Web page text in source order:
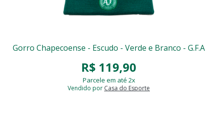
Gorro Chapecoense - Escudo - Verde e Branco - G.F.A
R$ 119,90
Parcele em até 2x
Vendido por Casa do Esporte